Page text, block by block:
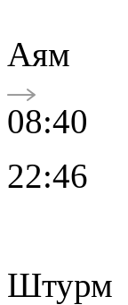
Аям
08:40
22:46
Штурм